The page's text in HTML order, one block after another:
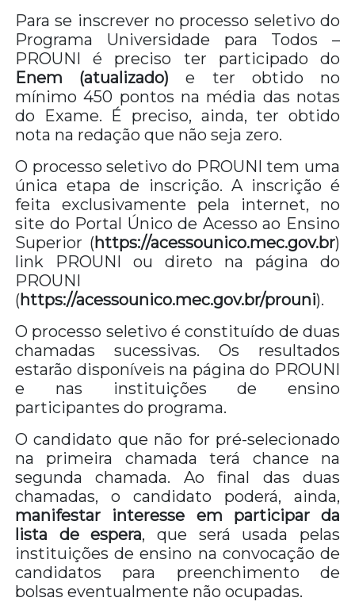
Para se inscrever no processo seletivo do
Programa Universidade para Todos –
PROUNI é preciso ter participado do
Enem (atualizado) e ter obtido no
mínimo 450 pontos na média das notas
do Exame. É preciso, ainda, ter obtido
nota na redação que não seja zero.
O processo seletivo do PROUNI tem uma
única etapa de inscrição. A inscrição é
feita exclusivamente pela internet, no
site do Portal Único de Acesso ao Ensino
Superior (https://acessounico.mec.gov.br)
link PROUNI ou direto na página do
PROUNI
(https://acessounico.mec.gov.br/prouni).
O processo seletivo é constituído de duas
chamadas sucessivas. Os resultados
estarão disponíveis na página do PROUNI
e nas instituições de ensino
participantes do programa.
O candidato que não for pré-selecionado
na primeira chamada terá chance na
segunda chamada. Ao final das duas
chamadas, o candidato poderá, ainda,
manifestar interesse em participar da
lista de espera, que será usada pelas
instituições de ensino na convocação de
candidatos para preenchimento de
bolsas eventualmente não ocupadas.